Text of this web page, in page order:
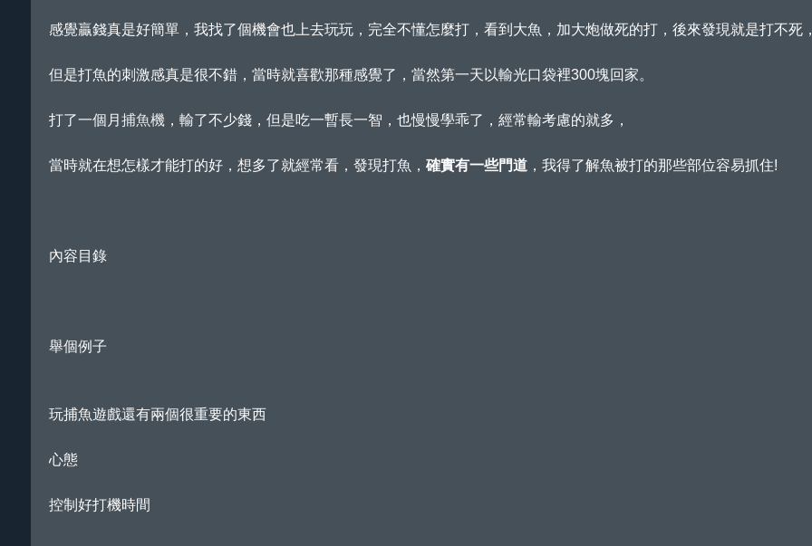
感覺贏錢真是好簡單，我找了個機會也上去玩玩，完全不懂怎麼打，看到大魚，加大炮做死的打，後來發現就是打不死
但是打魚的刺激感真是很不錯，當時就喜歡那種感覺了，當然第一天以輸光口袋裡300塊回家。
打了一個月 捕魚機，輸了不少錢，但是吃一暫長一智，也慢慢學乖了，經常輸考慮的就多，
當時就在想怎樣才能打的好，想多了就經常看，發現打魚， 確實有一些門道，我得了解魚被打的那些部位容易抓住!
內容目錄
舉個例子
玩捕魚遊戲還有兩個很重要的東西
心態
控制好打機時間